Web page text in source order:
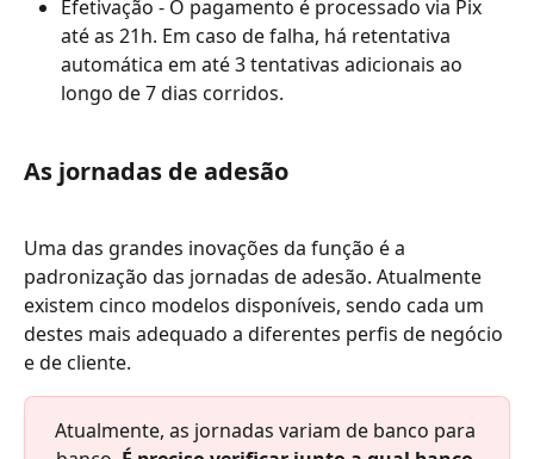
Efetivação - O pagamento é processado via Pix
até as 21h. Em caso de falha, há retentativa
automática em até 3 tentativas adicionais ao
longo de 7 dias corridos.
As jornadas de adesão
Uma das grandes inovações da função é a
padronização das jornadas de adesão. Atualmente
existem cinco modelos disponíveis, sendo cada um
destes mais adequado a diferentes perfis de negócio
e de cliente.
Atualmente, as jornadas variam de banco para